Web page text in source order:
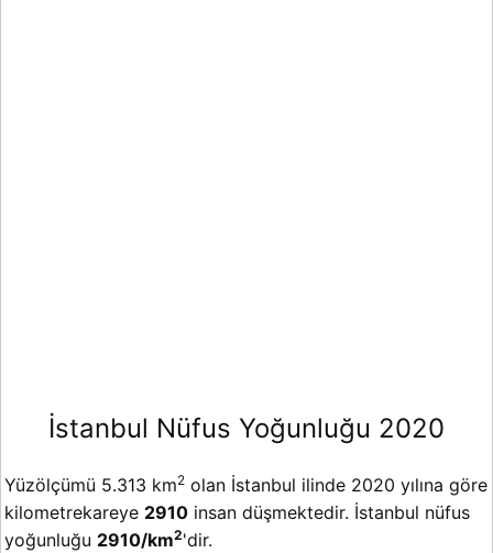
İstanbul Nüfus Yoğunluğu 2020
Yüzölçümü 5.313 km2 olan İstanbul ilinde 2020 yılına göre
kilometrekareye 2910 insan düşmektedir. İstanbul nüfus
yoğunluğu 2910/km2'dir.